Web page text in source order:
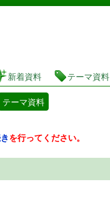
書検索・予約システム
新着資料 テーマ資料
テーマ資料
を行ってください。